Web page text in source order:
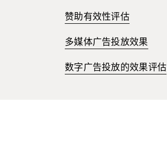
赞助有效性评估
多媒体广告投放效果
数字广告投放的效果评估